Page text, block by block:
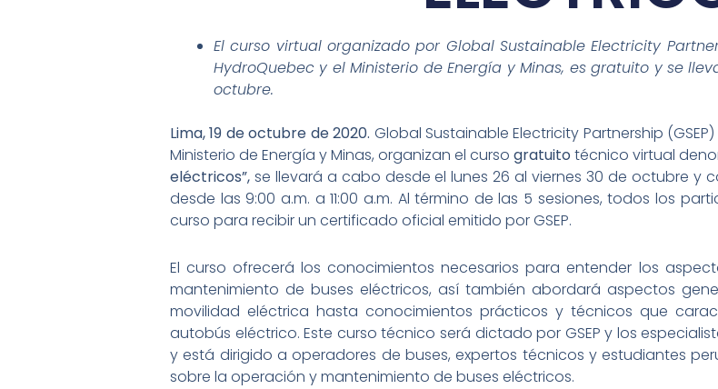
El curso virtual organizado por Global Sustainable Electricity
HydroQuebec y el Ministerio de Energía y Minas, es gratuito y se
octubre.
Lima, 19 de octubre de 2020. Global Sustainable Electricity Partnership
Ministerio de Energía y Minas, organizan el curso gratuito técnico virtual
eléctricos”, se llevará a cabo desde el lunes 26 al viernes 30 de octubre y
desde las 9:00 a.m. a 11:00 a.m. Al término de las 5 sesiones, todos los
curso para recibir un certificado oficial emitido por GSEP.
El curso ofrecerá los conocimientos necesarios para entender los
mantenimiento de buses eléctricos, así también abordará aspectos
movilidad eléctrica hasta conocimientos prácticos y técnicos que
autobús eléctrico. Este curso técnico será dictado por GSEP y los
y está dirigido a operadores de buses, expertos técnicos y estudiantes
sobre la operación y mantenimiento de buses eléctricos.